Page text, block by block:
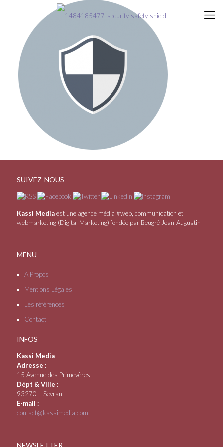
SUIVEZ-NOUS
Kassi Mediaest une agence média #web, communication et
webmarketing (Digital Marketing) fondée par Beugré Jean-Augustin
MENU
A Propos
Mentions Légales
Les références
Contact
INFOS
Kassi Media
Adresse :
15 Avenue des Primevères
Dépt & Ville :
93270 – Sevran
E-mail :
contact@kassimedia.com
NEWSLETTER